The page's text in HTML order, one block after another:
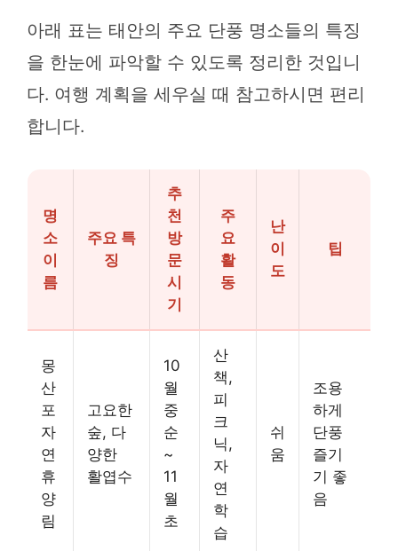
아래 표는 태안의 주요 단풍 명소들의 특징
을 한눈에 파악할 수 있도록 정리한 것입니
다. 여행 계획을 세우실 때 참고하시면 편리
합니다.
명
소
이
름
주요 특
징
추
천
방
문
시
기
주
요
활
동
난
이
도
팁
몽
산
포
자
연
휴
양
림
고요한
숲, 다
양한
활엽수
10
월
중
순
~
11
월
초
산
책,
피
크
닉,
자
연
학
습
쉬
움
조용
하게
단풍
즐기
기 좋
음